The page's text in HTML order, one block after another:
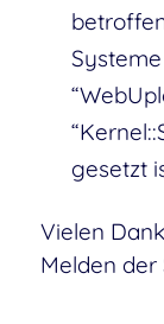
gesetzt
Vielen
Melden der